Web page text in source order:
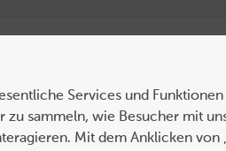
SEO Expertenbeiträge
Services und
sammeln, wie Besucher mit
Mit dem Anklicken von